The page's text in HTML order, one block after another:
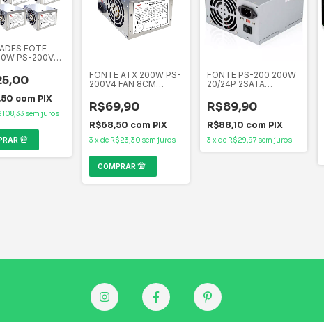
FOTE
PS-200V4
-
OEM
com PIX
sem juros
FONTE ATX 200W PS-
200V4 FAN 8CM
UNIDADE -
EMBALAGEM OEM
R$69,90
R$68,50 com PIX
3 x de R$23,30 sem juros
FONTE PS-200 200W
20/24P 2SATA
R$89,90
R$88,10 com PIX
3 x de R$29,97 sem juros